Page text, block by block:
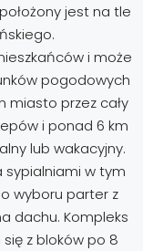
jest na tle
i może
pogodowych
miasto przez cały
i ponad 6 km
lub wakacyjny.
w tym
wyboru parter z
dachu. Kompleks
się z bloków po 8